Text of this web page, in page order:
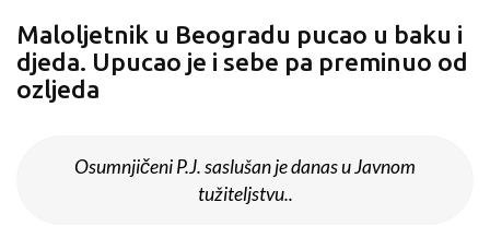
Maloljetnik u Beogradu pucao u baku i
djeda. Upucao je i sebe pa preminuo od
ozljeda
Osumnjičeni P.J. saslušan je danas u Javnom
tužiteljstvu..